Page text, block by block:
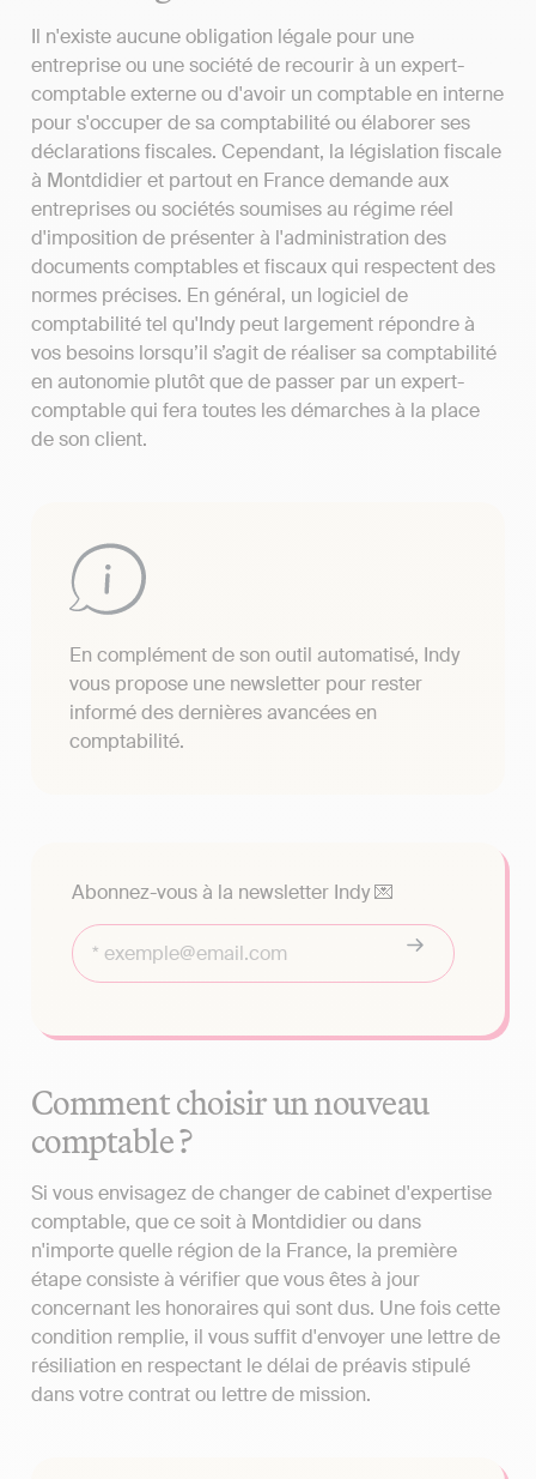
Il n'existe aucune obligation légale pour une
entreprise ou une société de recourir à un expert-
comptable externe ou d'avoir un comptable en interne
pour s'occuper de sa comptabilité ou élaborer ses
déclarations fiscales. Cependant, la législation fiscale
à Montdidier et partout en France demande aux
entreprises ou sociétés soumises au régime réel
d'imposition de présenter à l'administration des
documents comptables et fiscaux qui respectent des
normes précises. En général, un logiciel de
comptabilité tel qu'Indy peut largement répondre à
vos besoins lorsqu’il s’agit de réaliser sa comptabilité
en autonomie plutôt que de passer par un expert-
comptable qui fera toutes les démarches à la place
de son client.
En complément de son outil automatisé, Indy
vous propose une newsletter pour rester
informé des dernières avancées en
comptabilité.
Abonnez-vous à la newsletter Indy 💌
Comment choisir un nouveau
comptable ?
Si vous envisagez de changer de cabinet d'expertise
comptable, que ce soit à Montdidier ou dans
n'importe quelle région de la France, la première
étape consiste à vérifier que vous êtes à jour
concernant les honoraires qui sont dus. Une fois cette
condition remplie, il vous suffit d'envoyer une lettre de
résiliation en respectant le délai de préavis stipulé
dans votre contrat ou lettre de mission.